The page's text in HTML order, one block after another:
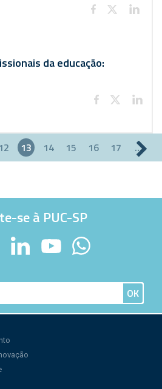
da educação:
12 13 14 15 16 17 …
se à PUC-SP